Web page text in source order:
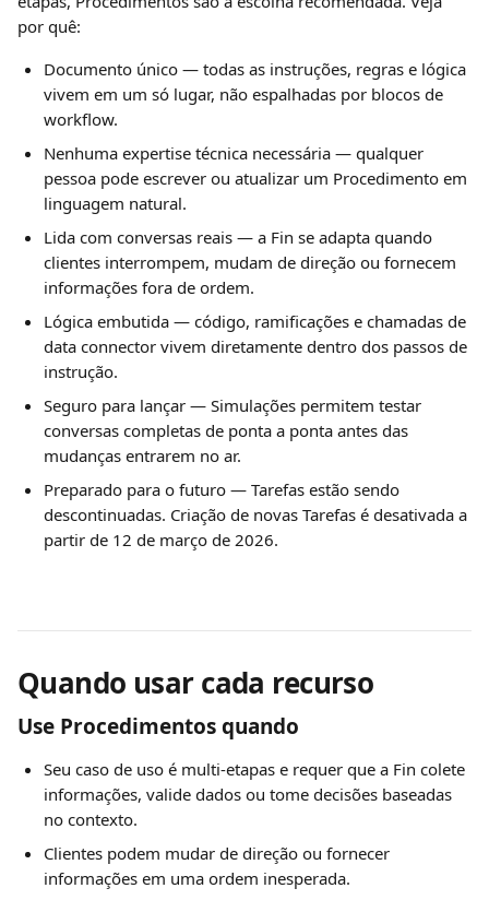
por quê:
Documento único — todas as instruções, regras e lógica
vivem em um só lugar, não espalhadas por blocos de
workflow.
Nenhuma expertise técnica necessária — qualquer
pessoa pode escrever ou atualizar um Procedimento em
linguagem natural.
Lida com conversas reais — a Fin se adapta quando
clientes interrompem, mudam de direção ou fornecem
informações fora de ordem.
Lógica embutida — código, ramificações e chamadas de
data connector vivem diretamente dentro dos passos de
instrução.
Seguro para lançar — Simulações permitem testar
conversas completas de ponta a ponta antes das
mudanças entrarem no ar.
Preparado para o futuro — Tarefas estão sendo
descontinuadas. Criação de novas Tarefas é desativada a
partir de 12 de março de 2026.
Quando usar cada recurso
Use Procedimentos quando
Seu caso de uso é multi-etapas e requer que a Fin colete
informações, valide dados ou tome decisões baseadas
no contexto.
Clientes podem mudar de direção ou fornecer
informações em uma ordem inesperada.